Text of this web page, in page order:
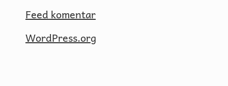
Feed komentar
WordPress.org